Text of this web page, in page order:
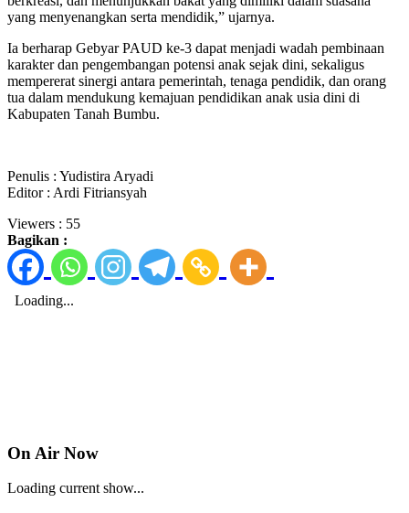
yang menyenangkan serta mendidik,” ujarnya.
Ia berharap Gebyar PAUD ke-3 dapat menjadi wadah pembinaan
karakter dan pengembangan potensi anak sejak dini, sekaligus
mempererat sinergi antara pemerintah, tenaga pendidik, dan orang
tua dalam mendukung kemajuan pendidikan anak usia dini di
Kabupaten Tanah Bumbu.
Penulis : Yudistira Aryadi
Editor : Ardi Fitriansyah
Viewers : 55
Bagikan :
On Air Now
Loading current show...